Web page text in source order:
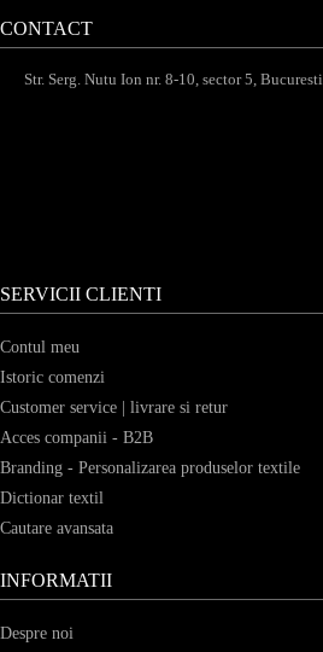
CONTACT
Str. Serg. Nutu Ion nr. 8-10, sector 5, Bucuresti
SERVICII CLIENTI
Contul meu
Istoric comenzi
Customer service | livrare si retur
Acces companii - B2B
Branding - Personalizarea produselor textile
Dictionar textil
Cautare avansata
INFORMATII
Despre noi